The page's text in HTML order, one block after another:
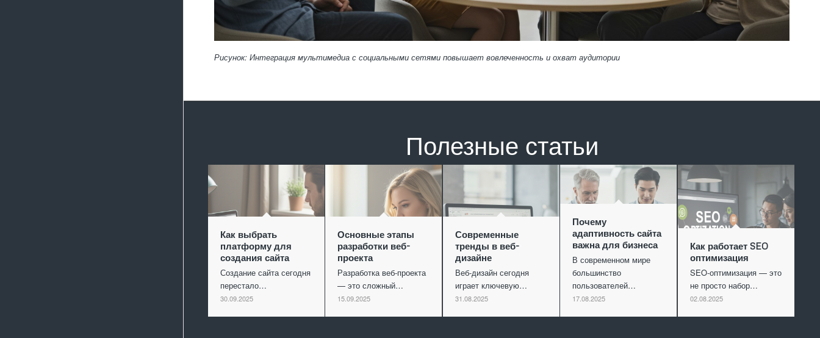
Рисунок: Интеграция мультимедиа с социальными сетями повышает вовлеченность и охват аудитории
Полезные статьи
Как выбрать
платформу для
создания сайта
Создание сайта сегодня
перестало…
30.09.2025
Основные этапы
разработки веб-
проекта
Разработка веб-проекта
— это сложный…
15.09.2025
Современные
тренды в веб-
дизайне
Веб-дизайн сегодня
играет ключевую…
31.08.2025
Почему
адаптивность сайта
важна для бизнеса
В современном мире
большинство
пользователей…
17.08.2025
Как работает SEO
оптимизация
SEO-оптимизация — это
не просто набор…
02.08.2025